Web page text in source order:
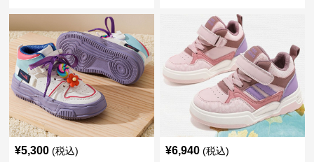
¥5,300 (税込) ¥6,940 (税込)